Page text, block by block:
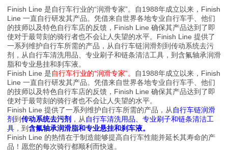
Finish Line 是自行车行业的“润滑专家”。自1988年成立以来，Finish
Line 一直自行研发其产品。凭借来自世界各地专业自行车手、他们
的技师以及特色自行车店的反馈，Finish Line 确保其产品达到了即
使对于最苛刻的骑行者也不会让人失望的水平。Finish Line 提供了
一系列维护自行车所需的产品，从自行车链润滑剂到传动系统去污
剂，从自行车清洗用品、专业刷子和链条清洁工具，到含氟轴承润滑
脂和专业悬挂和刹车液。
Finish Line 是自行车行业的“润滑专家”。
自1988年成立以来，Finish
Line 一直自行研发其产品。凭借来自世界各地专业自行车手、他们
的技师以及特色自行车店的反馈，Finish Line 确保其产品达到了即
使对于最苛刻的骑行者也不会让人失望的水平。
Finish Line 提供了一系列维护自行车所需的产品，从 自行车链润滑
剂到传动系统去污剂 ，从 自行车清洗用品、专业刷子和链条清洁工
具 ，到含氟轴承润滑脂和专业悬挂和刹车液。
Finish Line 的热情在于制造能够提高自行车性能并延长其寿命的产
品！愿您的每次骑行都顺利而快速。